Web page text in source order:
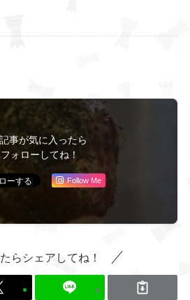
事が気に入ったら
フォローしてね！
Follow Me
らシェアしてね！